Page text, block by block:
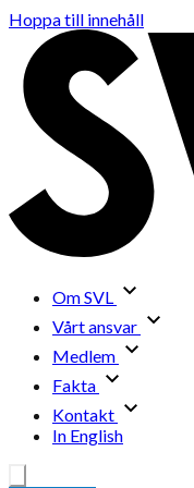
Hoppa till innehåll
Om SVL
Vårt ansvar
Medlem
Fakta
Kontakt
In English